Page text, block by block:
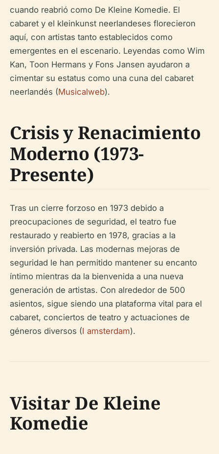
cuando reabrió como De Kleine Komedie. El
cabaret y el kleinkunst neerlandeses florecieron
aquí, con artistas tanto establecidos como
emergentes en el escenario. Leyendas como Wim
Kan, Toon Hermans y Fons Jansen ayudaron a
cimentar su estatus como una cuna del cabaret
neerlandés (Musicalweb).
Crisis y Renacimiento
Moderno (1973-
Presente)
Tras un cierre forzoso en 1973 debido a
preocupaciones de seguridad, el teatro fue
restaurado y reabierto en 1978, gracias a la
inversión privada. Las modernas mejoras de
seguridad le han permitido mantener su encanto
íntimo mientras da la bienvenida a una nueva
generación de artistas. Con alrededor de 500
asientos, sigue siendo una plataforma vital para el
cabaret, conciertos de teatro y actuaciones de
géneros diversos (I amsterdam).
Visitar De Kleine
Komedie